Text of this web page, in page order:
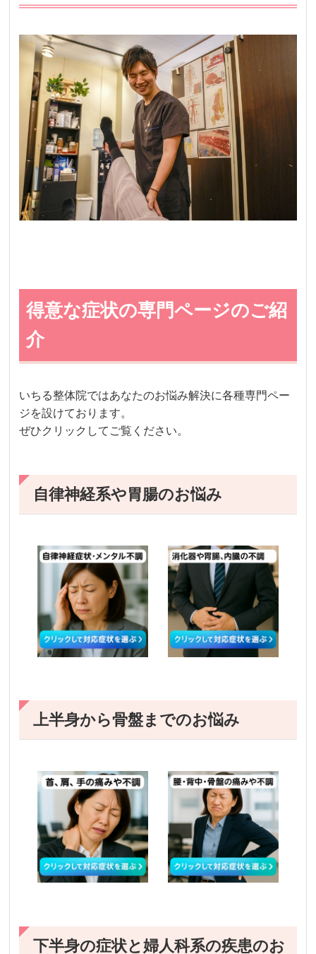
得意な症状の専門ページのご紹
介
いちる整体院ではあなたのお悩み解決に各種専門ペー
ジを設けております。
ぜひクリックしてご覧ください。
自律神経系や胃腸のお悩み
上半身から骨盤までのお悩み
下半身の症状と婦人科系の疾患のお